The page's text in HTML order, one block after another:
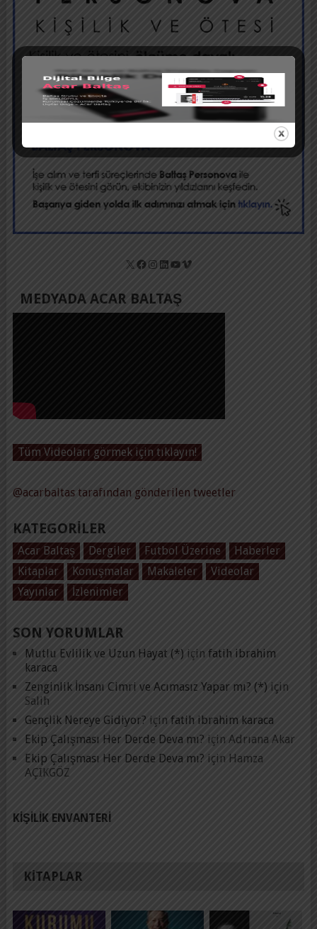
X Facebook
Instagram
LinkedIn
YouTube
Vimeo
MEDYADA ACAR BALTAŞ
Tüm Videoları görmek için tıklayın!
@acarbaltas tarafından gönderilen tweetler
KATEGORILER
Acar Baltaş Dergiler Futbol Üzerine
Haberler
Kitaplar
Konuşmalar Makaleler
Videolar
Yayınlar
İzlenimler
SON YORUMLAR
Mutlu Evlilik ve Uzun Hayat (*) için fatih ibrahim
karaca
Zenginlik İnsanı Cimri ve Acımasız Yapar mı? (*) için
Salih
Gençlik Nereye Gidiyor? için fatih ibrahim karaca
Ekip Çalışması Her Derde Deva mı? için Adrıana Akar
Ekip Çalışması Her Derde Deva mı? için Hamza
AÇIKGÖZ
KIŞILIK ENVANTERI
KITAPLAR